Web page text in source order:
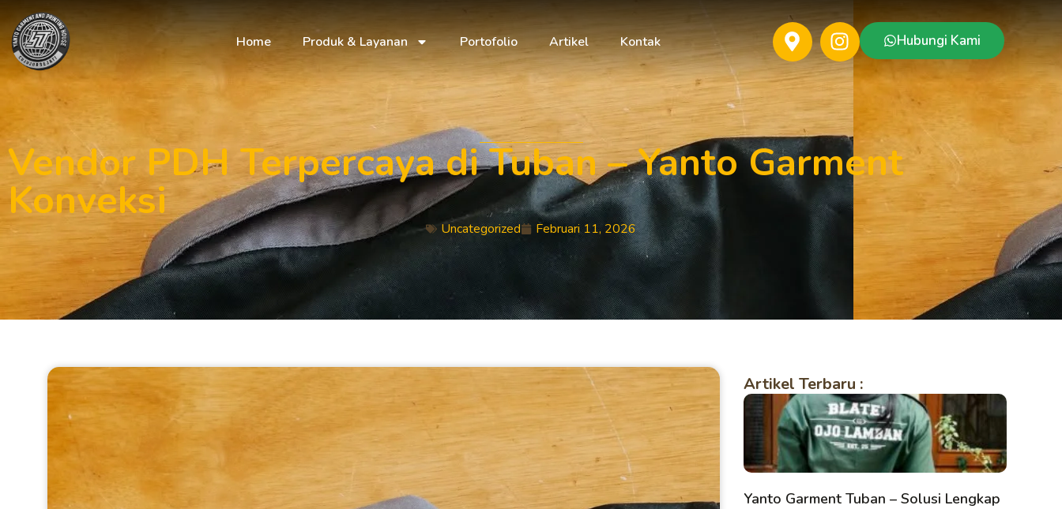
Home Produk & Layanan Portofolio Artikel Kontak Hubungi Kami
Vendor PDH Terpercaya di Tuban – Yanto Garment
Konveksi
Uncategorized Februari 11, 2026
Artikel Terbaru :
Yanto Garment Tuban – Solusi Lengkap